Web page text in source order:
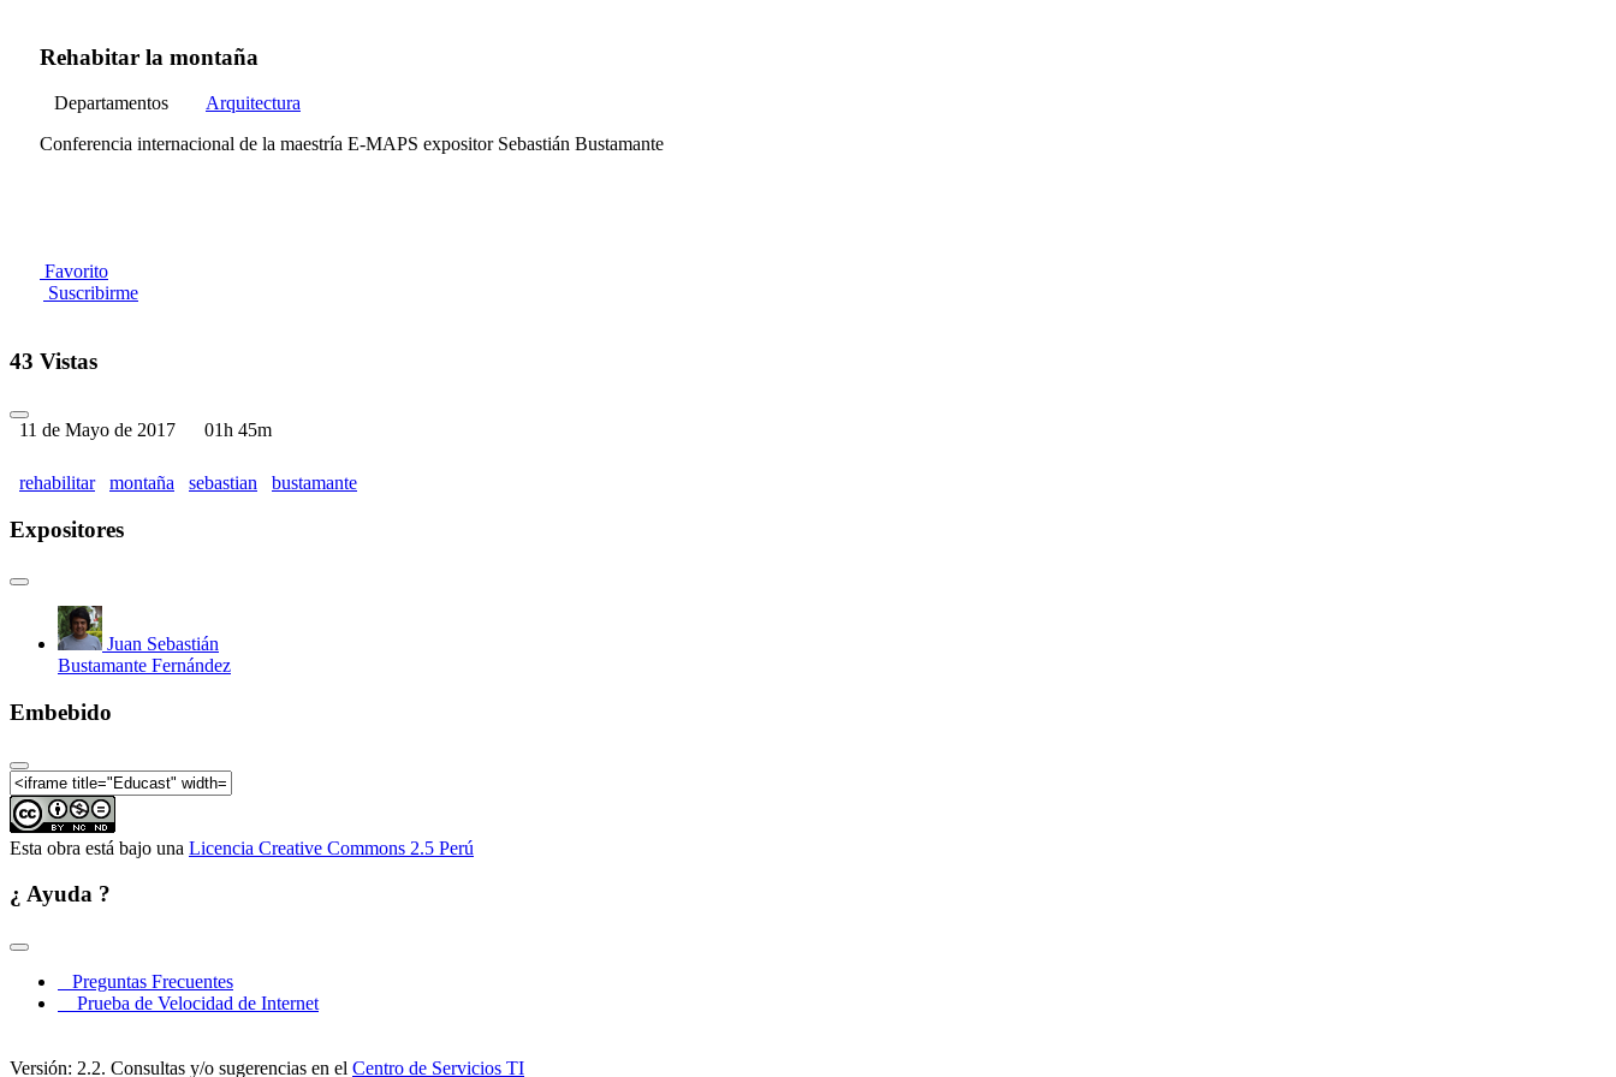
Rehabitar la montaña
Departamentos
Arquitectura
Conferencia internacional de la maestría E-MAPS expositor Sebastián Bustamante
Favorito
Suscribirme
43 Vistas
11 de Mayo de 2017 01h 45m
rehabilitar montaña sebastian bustamante
Expositores
Juan Sebastián
Bustamante Fernández
Embebido
Esta obra está bajo una Licencia Creative Commons 2.5 Perú
¿ Ayuda ?
Preguntas Frecuentes
Prueba de Velocidad de Internet
Versión: 2.2. Consultas y/o sugerencias en el Centro de Servicios TI